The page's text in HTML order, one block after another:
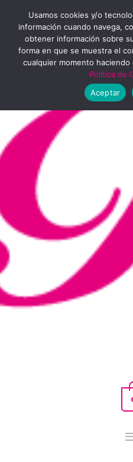
contenido
Usamos cookies y/o
información cuando navega,
obtener información sobre
forma en que se muestra el
cualquier momento
Política de
Aceptar